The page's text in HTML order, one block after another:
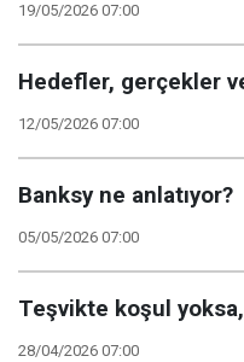
19/05/2026 07:00
Hedefler, gerçekler
12/05/2026 07:00
Banksy ne anlatıyor?
05/05/2026 07:00
Teşvikte koşul
28/04/2026 07:00